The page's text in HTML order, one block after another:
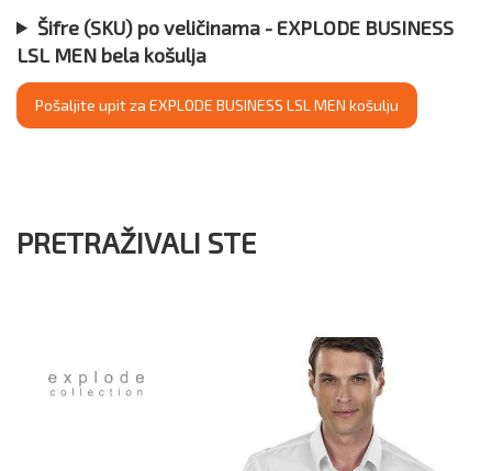
Šifre (SKU) po veličinama - EXPLODE BUSINESS
LSL MEN bela košulja
Pošaljite upit za EXPLODE BUSINESS LSL MEN košulju
PRETRAŽIVALI STE